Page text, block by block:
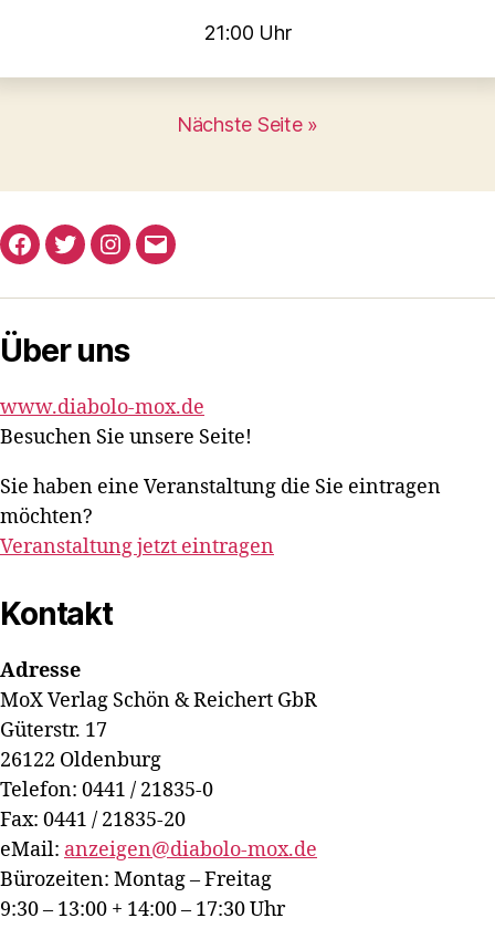
21:00 Uhr
Nächste Seite »
Facebook
TwitterInstagram
E-
Über uns
www.diabolo-mox.de
Besuchen Sie unsere Seite!
Sie haben eine Veranstaltung die Sie eintragen
möchten?
Veranstaltung jetzt eintragen
Kontakt
Adresse
MoX Verlag Schön & Reichert GbR
Güterstr. 17
26122 Oldenburg
Telefon: 0441 / 21835-0
Fax: 0441 / 21835-20
eMail: anzeigen@diabolo-mox.de
Bürozeiten: Montag – Freitag
9:30 – 13:00 + 14:00 – 17:30 Uhr